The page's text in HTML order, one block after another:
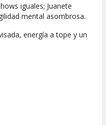
iguales; Juanete
mental asombrosa.
energía a tope y un
de risa" necesaria. No
de adrenalina que te
con otros ojos.